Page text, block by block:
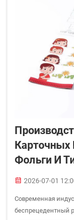
Карточных
Фольги И
2026-07-01
Современная
беспрецедентный